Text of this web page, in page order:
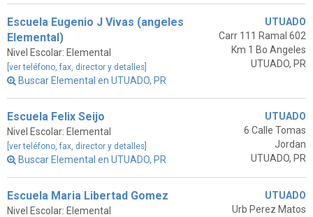
Escuela Eugenio J Vivas (angeles
Elemental)
Nivel Escolar: Elemental
[ver teléfono, fax, director y detalles]
Buscar Elemental en UTUADO, PR
UTUADO
Carr 111 Ramal 602
Km 1 Bo Angeles
UTUADO, PR
Escuela Felix Seijo
Nivel Escolar: Elemental
[ver teléfono, fax, director y detalles]
Buscar Elemental en UTUADO, PR
UTUADO
6 Calle Tomas
Jordan
UTUADO, PR
Escuela Maria Libertad Gomez
Nivel Escolar: Elemental
UTUADO
Urb Perez Matos